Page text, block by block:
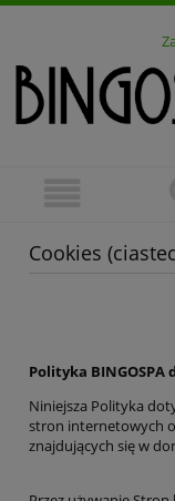
Cookies
Polityka
Niniejsza Polityka
stron internetowych
znajdujących się w